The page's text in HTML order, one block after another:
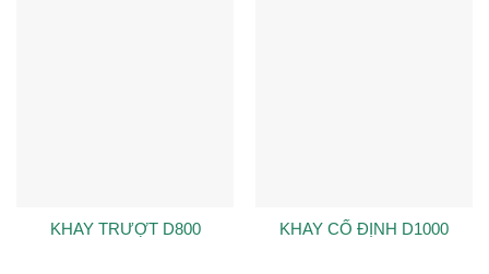
KHAY TRƯỢT D800 KHAY CỐ ĐỊNH D1000